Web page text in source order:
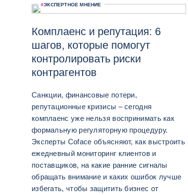
#ЭКСПЕРТНОЕ МНЕНИЕ
Комплаенс и репутация: 6
шагов, которые помогут
контролировать риски
контрагентов
Санкции, финансовые потери,
репутационные кризисы – сегодня
комплаенс уже нельзя воспринимать как
формальную регуляторную процедуру.
Эксперты Coface объясняют, как выстроить
ежедневный мониторинг клиентов и
поставщиков, на какие ранние сигналы
обращать внимание и каких ошибок лучше
избегать, чтобы защитить бизнес от